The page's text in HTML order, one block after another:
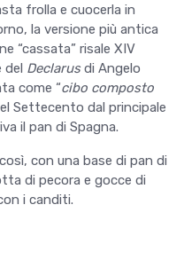
frolla e cuocerla in
la versione più antica
“cassata” risale XIV
Declarusdi Angelo
come “cibo composto
Settecento dal principale
il pan di Spagna.
con una base di pan di
di pecora e gocce di
i canditi.